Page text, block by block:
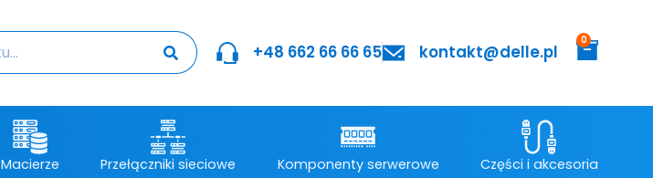
+48 662 66 66 65 kontakt@delle.pl
0
Macierze Przełączniki sieciowe Komponenty serwerowe Części i akcesoria